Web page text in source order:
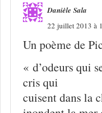
Danièle Sala
22 juillet 2013 à
Un poème de
« d’odeurs qui
cris qui
cuisent dans la